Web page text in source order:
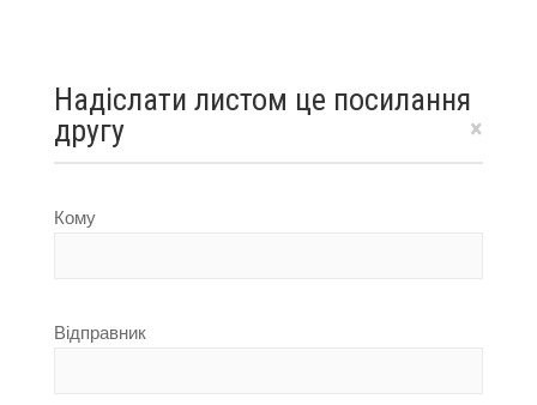
Надіслати листом це посилання
другу
×
Кому
Відправник